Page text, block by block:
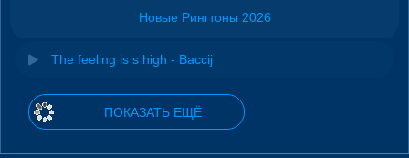
Новые Рингтоны 2026
The feeling is s high - Baccij
ПОКАЗАТЬ ЕЩЁ